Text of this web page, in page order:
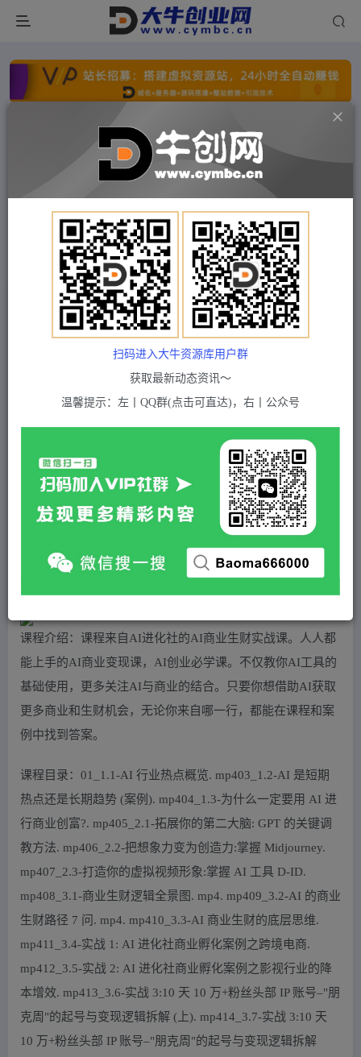
点击开通分站+ 每日收入300+
文字广告火爆招租 文字广告火爆招租
文字广告火爆招租
文字广告火爆招租 文字广告火爆招租
付费项目 福缘网 正文
AI商业生财实战课，人人都能上手的AI商业变现
课，AI创业必学。
5 积分
黄金会员 免费 超级会员(永久VIP) 免费
站长QQ：1970819299
付费资源
课程介绍：课程来自AI进化社的AI商业生财实战课。人人都
能上手的AI商业变现课，AI创业必学课。不仅教你AI工具的
基础使用，更多关注AI与商业的结合。只要你想借助AI获取
更多商业和生财机会，无论你来自哪一行，都能在课程和案
例中找到答案。
课程目录：01_1.1-AI 行业热点概览. mp403_1.2-AI 是短期
热点还是长期趋势 (案例). mp404_1.3-为什么一定要用 AI 进
行商业创富?. mp405_2.1-拓展你的第二大脑: GPT 的关键调
教方法. mp406_2.2-把想象力变为创造力:掌握 Midjourney.
mp407_2.3-打造你的虚拟视频形象:掌握 AI 工具 D-ID.
mp408_3.1-商业生财逻辑全景图. mp4. mp409_3.2-AI 的商业
生财路径 7 问. mp4. mp410_3.3-AI 商业生财的底层思维.
mp411_3.4-实战 1: AI 进化社商业孵化案例之跨境电商.
mp412_3.5-实战 2: AI 进化社商业孵化案例之影视行业的降
本增效. mp413_3.6-实战 3:10 天 10 万+粉丝头部 IP 账号–"朋
克周"的起号与变现逻辑拆解 (上). mp414_3.7-实战 3:10 天
10 万+粉丝头部 IP 账号–"朋克周"的起号与变现逻辑拆解
扫码进入大牛资源库用户群
获取最新动态资讯～
温馨提示：左丨QQ群(点击可直达)，右丨公众号